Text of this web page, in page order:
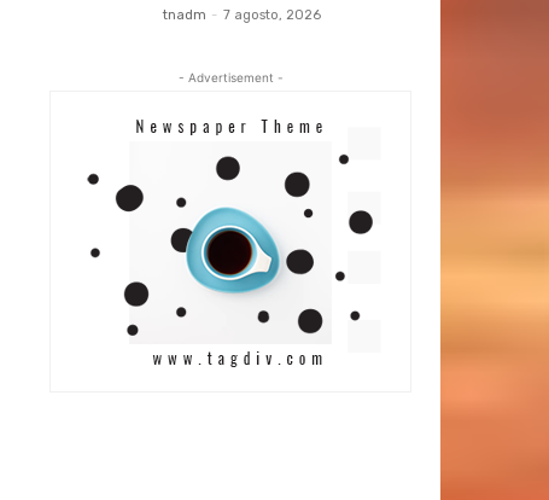
tnadm - 7 agosto, 2026
- Advertisement -